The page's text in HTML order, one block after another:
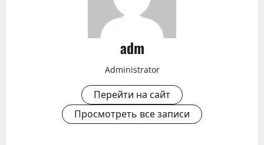
adm
Administrator
Перейти на сайт
Просмотреть все записи